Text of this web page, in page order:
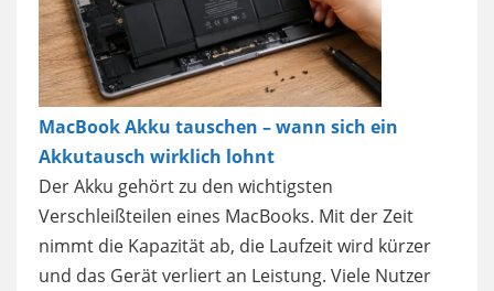
MacBook Akku tauschen – wann sich ein
Akkutausch wirklich lohnt
Der Akku gehört zu den wichtigsten
Verschleißteilen eines MacBooks. Mit der Zeit
nimmt die Kapazität ab, die Laufzeit wird kürzer
und das Gerät verliert an Leistung. Viele Nutzer